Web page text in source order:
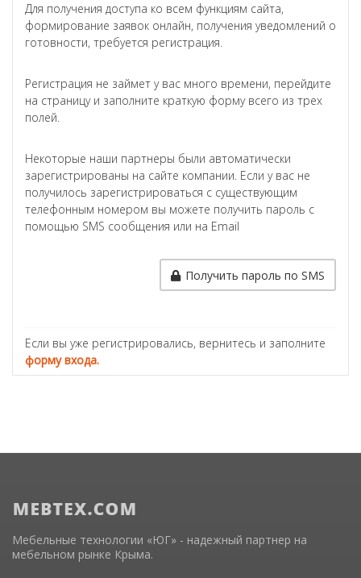
Для получения доступа ко всем функциям сайта,
формирование заявок онлайн, получения уведомлений о
готовности, требуется регистрация.
Регистрация не займет у вас много времени, перейдите
на страницу и заполните краткую форму всего из трех
полей.
Некоторые наши партнеры были автоматически
зарегистрированы на сайте компании. Если у вас не
получилось зарегистрироваться с существующим
телефонным номером вы можете получить пароль с
помощью SMS сообщения или на Email
Получить пароль по SMS
Если вы уже регистрировались, вернитесь и заполните
форму входа.
Мебельные технологии «ЮГ» - надежный партнер на
мебельном рынке Крыма.